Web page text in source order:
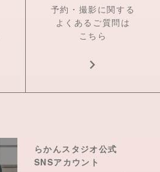
予約・撮影に関する
よくあるご質問は
こちら
らかんスタジオ公式
SNSアカウント